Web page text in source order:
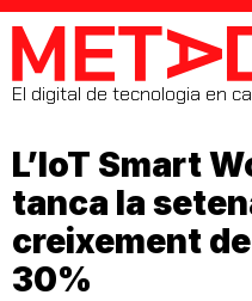
MetaData
El digital de tecnologia en
L’IoT Smart
tanca la
creixement
30%